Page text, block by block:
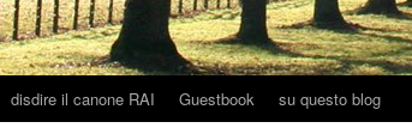
disdire il canone RAI Guestbook su questo blog